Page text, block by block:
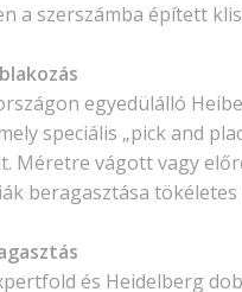
a szerszámba épített
egyedülálló
speciális „pick and
Méretre vágott vagy
beragasztása
és Heidelberg